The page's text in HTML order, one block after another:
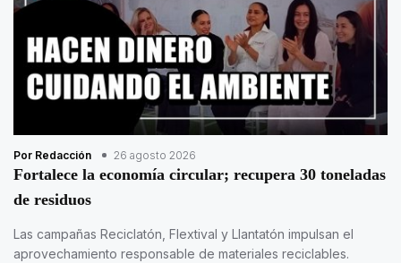
Por Redacción 26 agosto 2026
Fortalece la economía circular; recupera 30 toneladas
de residuos
Las campañas Reciclatón, Flextival y Llantatón impulsan el
aprovechamiento responsable de materiales reciclables.